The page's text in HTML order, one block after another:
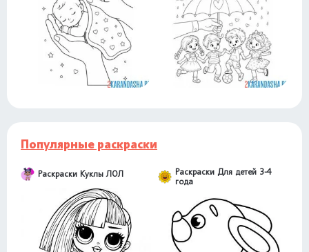
Популярные раскраски
Раскраски Куклы ЛОЛ
Раскраски Для детей 3-4
года